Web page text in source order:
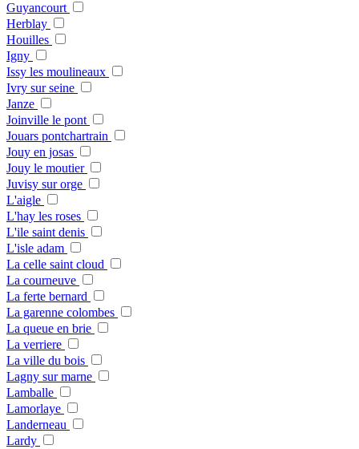
Guyancourt
Herblay
Houilles
Igny
Issy les moulineaux
Ivry sur seine
Janze
Joinville le pont
Jouars pontchartrain
Jouy en josas
Jouy le moutier
Juvisy sur orge
L'aigle
L'hay les roses
L'ile saint denis
L'isle adam
La celle saint cloud
La courneuve
La ferte bernard
La garenne colombes
La queue en brie
La verriere
La ville du bois
Lagny sur marne
Lamballe
Lamorlaye
Landerneau
Lardy